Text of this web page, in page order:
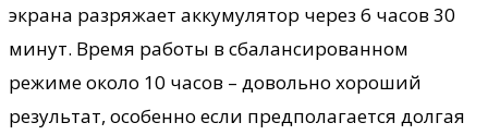
экрана разряжает аккумулятор через 6 часов 30
минут. Время работы в сбалансированном
режиме около 10 часов – довольно хороший
результат, особенно если предполагается долгая